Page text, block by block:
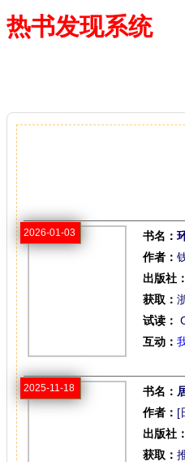
热书发现系统
2026-01-03 书名：
作者：
出版社：
获取：
试读：
互动：
2025-11-18 书名：
作者： [
出版社：
获取：